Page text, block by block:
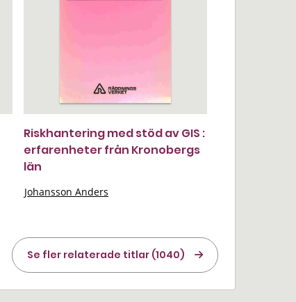
Riskhantering med stöd av GIS :
erfarenheter från Kronobergs
län
Johansson Anders
Se fler relaterade titlar (1040)